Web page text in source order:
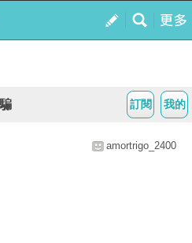
我的
訂閱
amortrigo_2400